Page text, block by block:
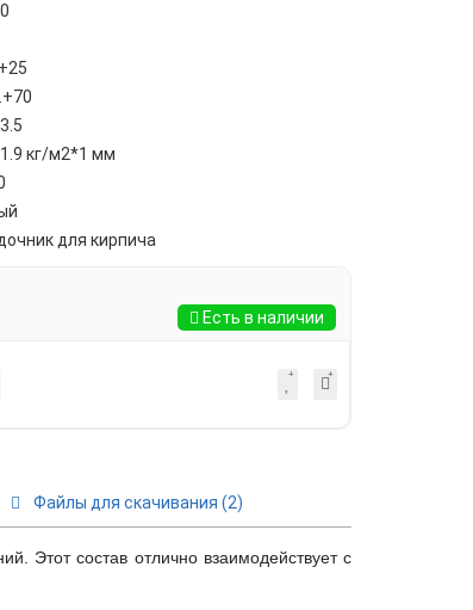
кг/м2*1 мм
для кирпича
Есть в наличии
Файлы для скачивания (2)
Этот состав отлично взаимодействует с